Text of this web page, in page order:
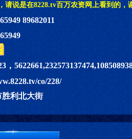
请说是在8228.tv百万农资网上看到的，
89682011
，
co/228/
胜利北大街